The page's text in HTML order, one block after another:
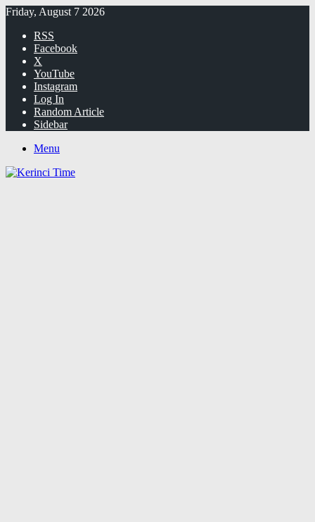
Friday, August 7 2026
RSS
Facebook
X
YouTube
Instagram
Log In
Random Article
Sidebar
Menu